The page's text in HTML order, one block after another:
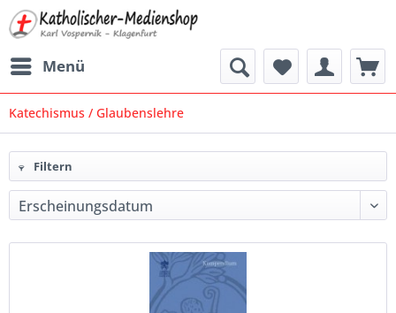
Menü
Katechismus / Glaubenslehre
Filtern